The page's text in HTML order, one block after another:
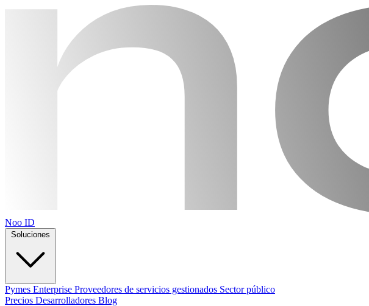
Noo ID
Pymes Enterprise Proveedores de servicios gestionados Sector público
Precios Desarrolladores Blog